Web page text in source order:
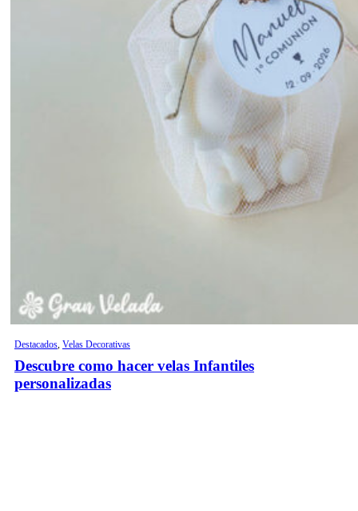
Destacados, Velas Decorativas
Descubre como hacer velas Infantiles
personalizadas